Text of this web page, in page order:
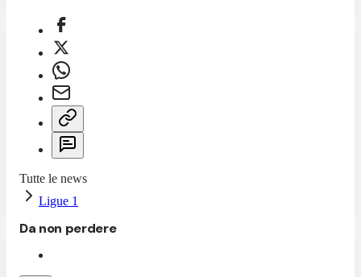
Tutte le news
Ligue 1
Da non perdere